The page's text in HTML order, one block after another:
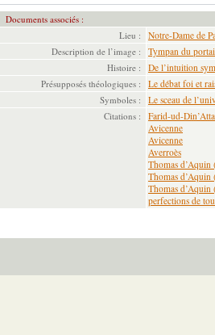
Documents associés :
Lieu :
Notre-Dame de
Description de l’image :
Tympan du
Histoire :
De l’intuition
Présupposés théologiques :
Le débat foi et
Symboles :
Le sceau de
Citations :
Farid-ud-
Avicenne
Avicenne
Averroès
Thomas
Thomas d’Aquin
Thomas
perfections de